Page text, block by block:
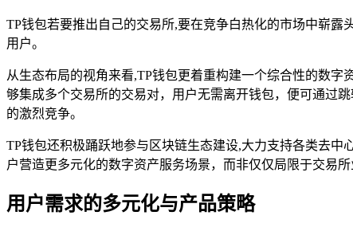
TP钱包若要推出自己的交易所,要在竞争白热化的市场中崭
用户。
从生态布局的视角来看,TP钱包更着重构建一个综合性的数
够集成多个交易所的交易对，用户无需离开钱包，便可通过
的激烈竞争。
TP钱包还积极踊跃地参与区块链生态建设,大力支持各类去
户营造更多元化的数字资产服务场景，而非仅仅局限于交易所
用户需求的多元化与产品策略